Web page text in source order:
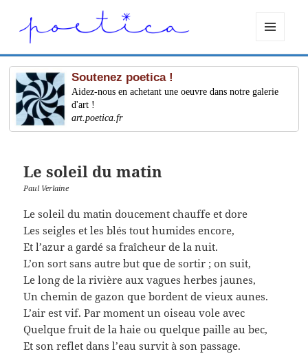
ET
WIDGETS
Soutenez poetica !
Aidez-nous en achetant une oeuvre dans notre galerie
d'art !
art.poetica.fr
Le soleil du matin
Paul Verlaine
Le soleil du matin doucement chauffe et dore
Les seigles et les blés tout humides encore,
Et l’azur a gardé sa fraîcheur de la nuit.
L’on sort sans autre but que de sortir ; on suit,
Le long de la rivière aux vagues herbes jaunes,
Un chemin de gazon que bordent de vieux aunes.
L’air est vif. Par moment un oiseau vole avec
Quelque fruit de la haie ou quelque paille au bec,
Et son reflet dans l’eau survit à son passage.